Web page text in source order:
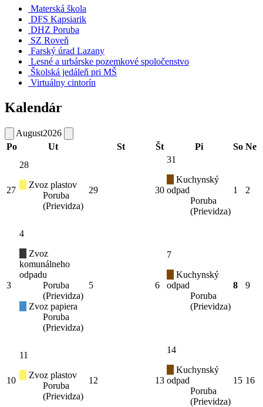
Materská škola
DFS Kapsiarik
DHZ Poruba
SZ Roveň
Farský úrad Lazany
Lesné a urbárske pozemkové spoločenstvo
Školská jedáleň pri MŠ
Virtuálny cintorín
Kalendár
August2026
Po
Ut St Št Pi So Ne
27
28
Zvoz plastov
Poruba
(Prievidza)
29 30
31
Kuchynský
odpad
Poruba
(Prievidza)
1 2
3
4
Zvoz
komunálneho
odpadu
Poruba
(Prievidza)
Zvoz papiera
Poruba
(Prievidza)
5 6
7
Kuchynský
odpad
Poruba
(Prievidza)
8 9
10
11
Zvoz plastov
Poruba
(Prievidza)
12 13
14
Kuchynský
odpad
Poruba
(Prievidza)
15 16